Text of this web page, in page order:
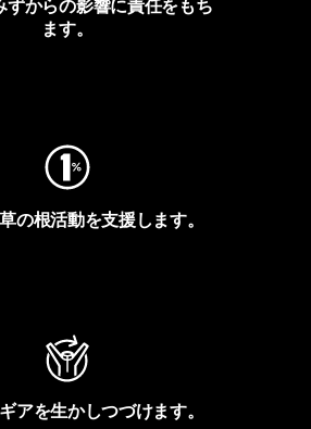
ずからの影響に責任をもち
ます。
の根活動を支援します。
アを生かしつづけます。